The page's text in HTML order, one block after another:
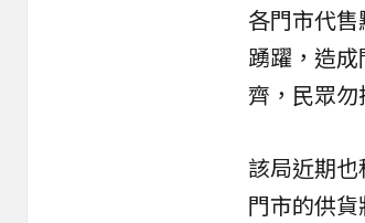
各門市代
踴躍，造
齊，民眾勿
該局近期
門市的供